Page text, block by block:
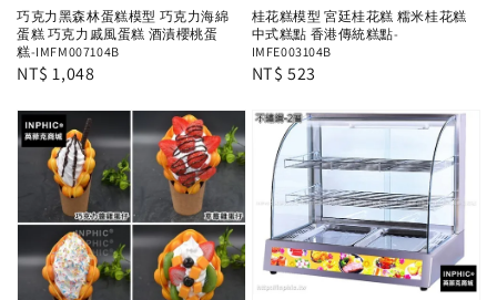
巧克力黑森林蛋糕模型 巧克力海綿
蛋糕 巧克力戚風蛋糕 酒漬櫻桃蛋
糕-IMFM007104B
Regular
NT$ 1,048
桂花糕模型 宮廷桂花糕 糯米桂花糕
中式糕點 香港傳統糕點-
IMFE003104B
Regular
NT$ 523